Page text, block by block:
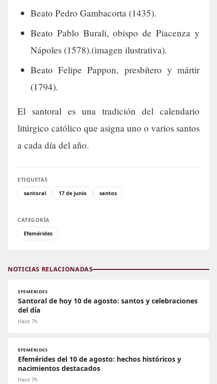
Beato Pedro Gambacorta (1435).
Beato Pablo Burali, obispo de Piacenza y
Nápoles (1578).(imagen ilustrativa).
Beato Felipe Pappon, presbítero y mártir
(1794).
El santoral es una tradición del calendario
litúrgico católico que asigna uno o varios santos
a cada día del año.
ETIQUETAS
santoral
17 de junio santos
CATEGORÍA
Efemérides
NOTICIAS RELACIONADAS
EFEMÉRIDES
Santoral de hoy 10 de agosto: santos y celebraciones
del día
Hace 7h
EFEMÉRIDES
Efemérides del 10 de agosto: hechos históricos y
nacimientos destacados
Hace 7h